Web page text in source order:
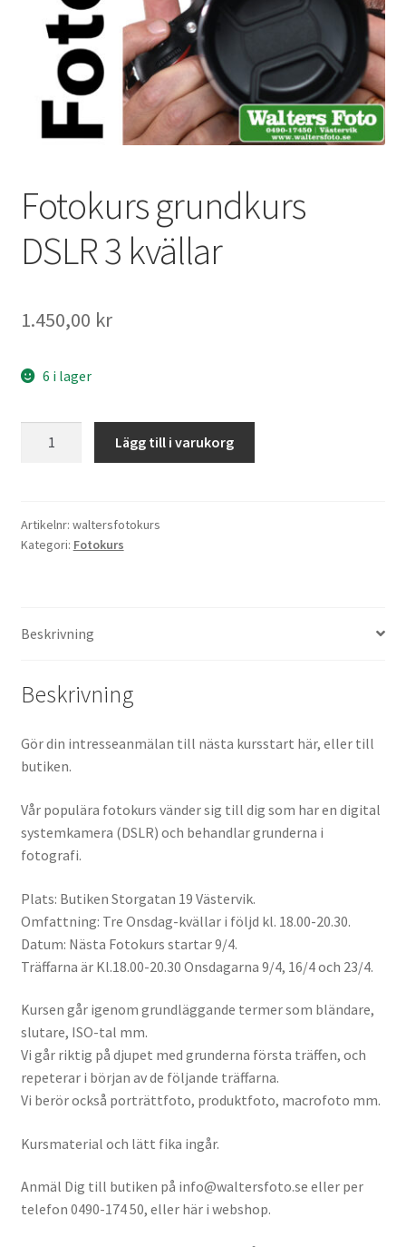
Väskor
Objektiv Canon
Objektivlock
Motljusskydd
Kikare Tillbehör
DVD/CD/Tape
USB-minne / Hårddisk
Förvaring
Kortläsare
Batterier för Nikon
Film & Engångskameror
Arkivering
Rengöring & Vård
Fyndhörnan
Studio & Ljuskontroll
Fotokurs grundkurs
DSLR 3 kvällar
1.450,00 kr
6 i lager
kvällar
mängd
Lägg till i varukorg
Artikelnr: waltersfotokurs
Kategori: Fotokurs
Beskrivning
Beskrivning
Gör din intresseanmälan till nästa kursstart här, eller till
butiken.
Vår populära fotokurs vänder sig till dig som har en digital
systemkamera (DSLR) och behandlar grunderna i
fotografi.
Plats: Butiken Storgatan 19 Västervik.
Omfattning: Tre Onsdag-kvällar i följd kl. 18.00-20.30.
Datum: Nästa Fotokurs startar 9/4.
Träffarna är Kl.18.00-20.30 Onsdagarna 9/4, 16/4 och 23/4.
Kursen går igenom grundläggande termer som bländare,
slutare, ISO-tal mm.
Vi går riktig på djupet med grunderna första träffen, och
repeterar i början av de följande träffarna.
Vi berör också porträttfoto, produktfoto, macrofoto mm.
Kursmaterial och lätt fika ingår.
Anmäl Dig till butiken på info@waltersfoto.se eller per
telefon 0490-174 50, eller här i webshop.